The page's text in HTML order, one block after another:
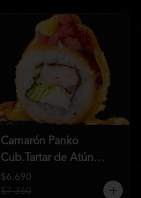
Camarón Panko
Cub.Tartar de Atún
(HR07)
$6.690
$7.360